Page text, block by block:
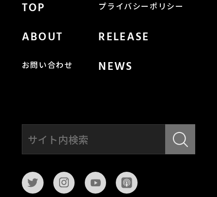
TOP プライバシーポリシー
ABOUT RELEASE
お問い合わせ NEWS